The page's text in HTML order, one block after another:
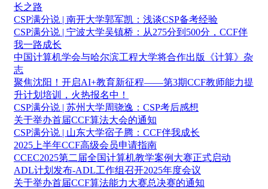
长之路
CSP满分说 | 南开大学郭军凯：浅谈CSP备考经验
CSP满分说 | 宁波大学吴镇桥：从275分到500分，CCF伴
我一路成长
中国计算机学会与哈尔滨工程大学将合作出版《计算》杂
志
聚焦沈阳！开启AI+教育新征程——第3期CCF教师能力提
升计划培训，火热报名中！
CSP满分说 | 苏州大学周骁逸：CSP考后感想
关于举办首届CCF算法大会的通知
CSP满分说 | 山东大学宿子腾：CCF伴我成长
2025上半年CCF高级会员申请指南
CCEC2025第二届全国计算机教学案例大赛正式启动
ADL计划发布-ADL工作组召开2025年度会议
关于举办首届CCF算法能力大赛总决赛的通知